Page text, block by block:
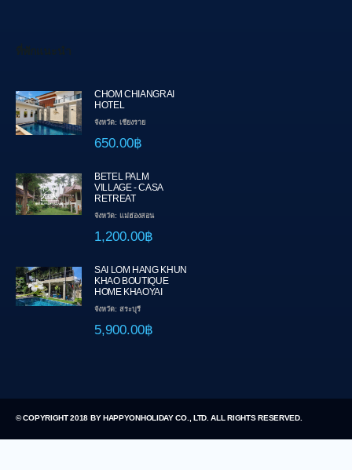
ที่พักแนะนำ
CHOM CHIANGRAI
HOTEL
จังหวัด: เชียงราย
650.00฿
BETEL PALM
VILLAGE - CASA
RETREAT
จังหวัด: แม่ฮ่องสอน
1,200.00฿
SAI LOM HANG KHUN
KHAO BOUTIQUE
HOME KHAOYAI
จังหวัด: สระบุรี
5,900.00฿
© COPYRIGHT 2018 BY HAPPYONHOLIDAY CO., LTD. ALL RIGHTS RESERVED.